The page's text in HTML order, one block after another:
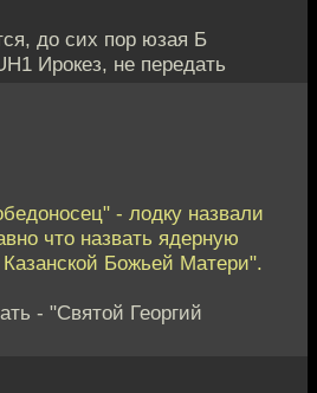
до сих пор юзая Б
Ирокез, не передать
- лодку назвали
что назвать ядерную
Божьей Матери".
- "Святой Георгий